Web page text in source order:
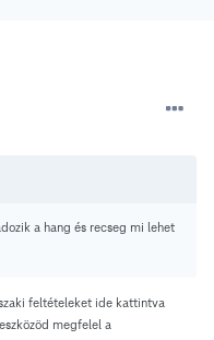
a hang és recseg mi lehet
feltételeket ide kattintva
megfelel a